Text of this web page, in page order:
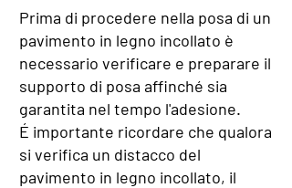
Prima di procedere nella posa di un
pavimento in legno incollato è
necessario verificare e preparare il
supporto di posa affinché sia
garantita nel tempo l'adesione.
É importante ricordare che qualora
si verifica un distacco del
pavimento in legno incollato, il